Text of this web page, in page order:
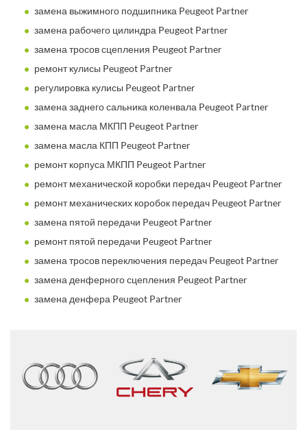
замена выжимного подшипника Peugeot Partner
замена рабочего цилиндра Peugeot Partner
замена тросов сцепления Peugeot Partner
ремонт кулисы Peugeot Partner
регулировка кулисы Peugeot Partner
замена заднего сальника коленвала Peugeot Partner
замена масла МКПП Peugeot Partner
замена масла КПП Peugeot Partner
ремонт корпуса МКПП Peugeot Partner
ремонт механической коробки передач Peugeot Partner
ремонт механических коробок передач Peugeot Partner
замена пятой передачи Peugeot Partner
ремонт пятой передачи Peugeot Partner
замена тросов переключения передач Peugeot Partner
замена денферного сцепления Peugeot Partner
замена денфера Peugeot Partner